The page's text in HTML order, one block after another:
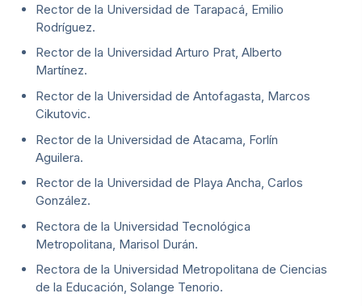
Rector de la Universidad de Tarapacá, Emilio
Rodríguez.
Rector de la Universidad Arturo Prat, Alberto
Martínez.
Rector de la Universidad de Antofagasta, Marcos
Cikutovic.
Rector de la Universidad de Atacama, Forlín
Aguilera.
Rector de la Universidad de Playa Ancha, Carlos
González.
Rectora de la Universidad Tecnológica
Metropolitana, Marisol Durán.
Rectora de la Universidad Metropolitana de Ciencias
de la Educación, Solange Tenorio.